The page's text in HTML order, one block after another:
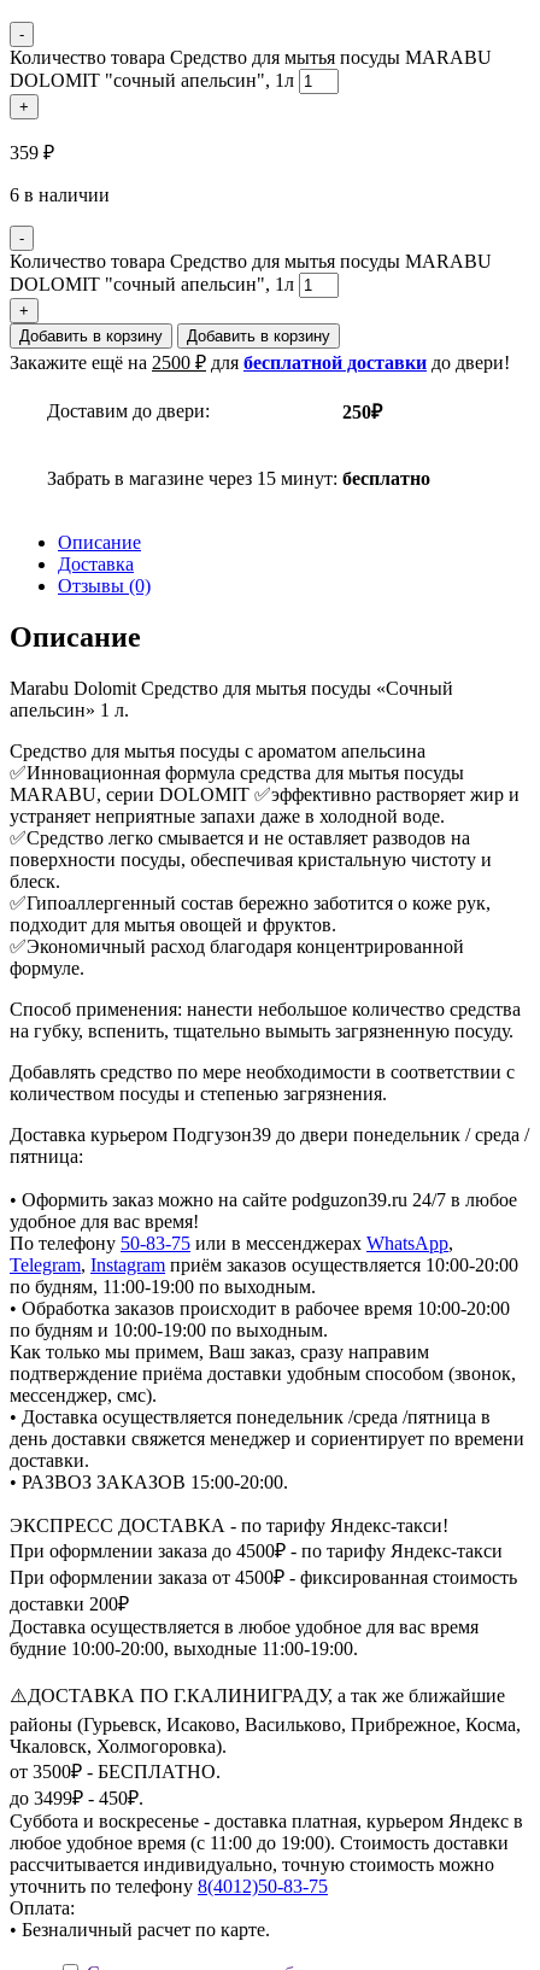
-
Количество товара Средство для мытья посуды MARABU
DOLOMIT "сочный апельсин", 1л
+
359 ₽
6 в наличии
-
Количество товара Средство для мытья посуды MARABU
DOLOMIT "сочный апельсин", 1л
+
Добавить в корзину
Добавить в корзину
Закажите ещё на 2500 ₽ для бесплатной доставки до двери!
Доставим до двери: 250₽
Забрать в магазине через 15 минут: бесплатно
Описание
Доставка
Отзывы (0)
Описание
Marabu Dolomit Средство для мытья посуды «Сочный
апельсин» 1 л.
Средство для мытья посуды с ароматом апельсина
✅Инновационная формула средства для мытья посуды
MARABU, серии DOLOMIT ✅эффективно растворяет жир и
устраняет неприятные запахи даже в холодной воде.
✅Средство легко смывается и не оставляет разводов на
поверхности посуды, обеспечивая кристальную чистоту и
блеск.
✅Гипоаллергенный состав бережно заботится о коже рук,
подходит для мытья овощей и фруктов.
✅Экономичный расход благодаря концентрированной
формуле.
Способ применения: нанести небольшое количество средства
на губку, вспенить, тщательно вымыть загрязненную посуду.
Добавлять средство по мере необходимости в соответствии с
количеством посуды и степенью загрязнения.
Доставка курьером Подгузон39 до двери понедельник / среда /
пятница:
• Оформить заказ можно на сайте podguzon39.ru 24/7 в любое
удобное для вас время!
По телефону 50-83-75 или в мессенджерах WhatsApp,
Telegram, Instagram приём заказов осуществляется 10:00-20:00
по будням, 11:00-19:00 по выходным.
• Обработка заказов происходит в рабочее время 10:00-20:00
по будням и 10:00-19:00 по выходным.
Как только мы примем, Ваш заказ, сразу направим
подтверждение приёма доставки удобным способом (звонок,
мессенджер, смс).
• Доставка осуществляется понедельник /среда /пятница в
день доставки свяжется менеджер и сориентирует по времени
доставки.
• РАЗВОЗ ЗАКАЗОВ 15:00-20:00.
ЭКСПРЕСС ДОСТАВКА - по тарифу Яндекс-такси!
При оформлении заказа до 4500₽ - по тарифу Яндекс-такси
При оформлении заказа от 4500₽ - фиксированная стоимость
доставки 200₽
Доставка осуществляется в любое удобное для вас время
будние 10:00-20:00, выходные 11:00-19:00.
⚠️ДОСТАВКА ПО Г.КАЛИНИГРАДУ, а так же ближайшие
районы (Гурьевск, Исаково, Васильково, Прибрежное, Косма,
Чкаловск, Холмогоровка).
от 3500₽ - БЕСПЛАТНО.
до 3499₽ - 450₽.
Суббота и воскресенье - доставка платная, курьером Яндекс в
любое удобное время (с 11:00 до 19:00). Стоимость доставки
рассчитывается индивидуально, точную стоимость можно
уточнить по телефону 8(4012)50-83-75
Оплата:
• Безналичный расчет по карте.